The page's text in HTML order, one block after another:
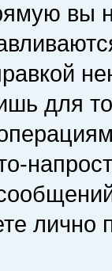
вы
для
лично